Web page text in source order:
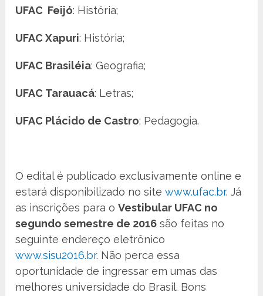
UFAC Feijó: História;
UFAC Xapuri: História;
UFAC Brasiléia: Geografia;
UFAC Tarauacá: Letras;
UFAC Plácido de Castro: Pedagogia.
O edital é publicado exclusivamente online e
estará disponibilizado no sitewww.ufac.br. Já
as inscrições para oVestibular UFAC no
segundo semestre de 2016 são feitas no
seguinte endereço eletrônico
www.sisu2016.br. Não perca essa
oportunidade de ingressar em umas das
melhores universidade do Brasil. Bons